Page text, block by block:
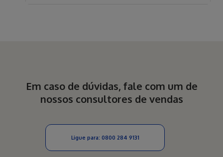
Em caso de dúvidas, fale com um de
nossos consultores de vendas
Ligue para: 0800 284 9131